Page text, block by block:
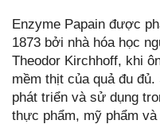
Enzyme Papain được
1873 bởi nhà hóa học
Theodor Kirchhoff, khi
mềm thịt của quả đu
phát triển và sử dụng
thực phẩm, mỹ phẩm và